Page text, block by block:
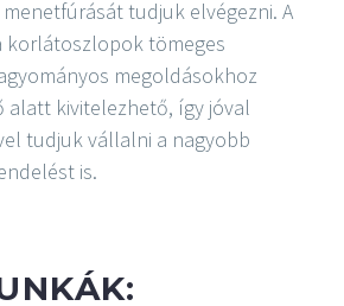
tudjuk elvégezni. A
korlátoszlopok tömeges
megoldásokhoz
alatt kivitelezhető, így jóval
tudjuk vállalni a nagyobb
is.